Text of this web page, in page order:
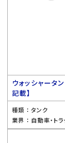
ウォッシャータ
記載】
種類 ： タンク
業界 ： 自動車・トラ